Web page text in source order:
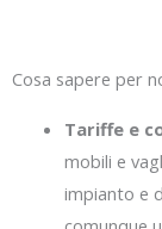
Cosa sapere per
Tariffe e
mobili e
impianto e